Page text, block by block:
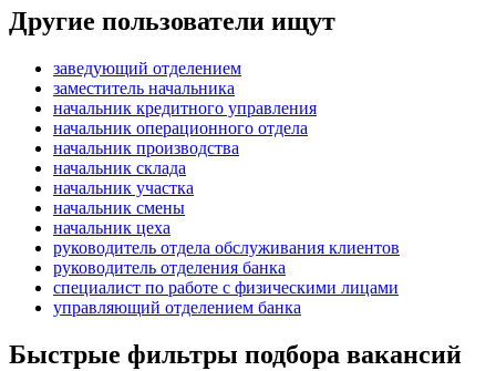
Другие пользователи ищут
заведующий отделением
заместитель начальника
начальник кредитного управления
начальник операционного отдела
начальник производства
начальник склада
начальник участка
начальник смены
начальник цеха
руководитель отдела обслуживания клиентов
руководитель отделения банка
специалист по работе с физическими лицами
управляющий отделением банка
Быстрые фильтры подбора вакансий